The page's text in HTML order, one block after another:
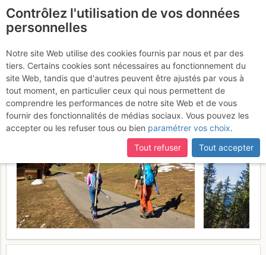
Lobhörner : De Sulwald
Samedi 25 mars 2017
Contrôlez l'utilisation de vos données
personnelles
Notre site Web utilise des cookies fournis par nous et par des
tiers. Certains cookies sont nécessaires au fonctionnement du
site Web, tandis que d'autres peuvent être ajustés par vous à
tout moment, en particulier ceux qui nous permettent de
comprendre les performances de notre site Web et de vous
fournir des fonctionnalités de médias sociaux. Vous pouvez les
accepter ou les refuser tous ou bien paramétrer vos choix.
Tout refuser
Tout accepter